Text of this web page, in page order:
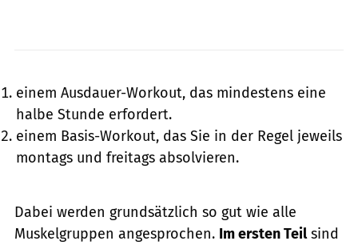
einem Ausdauer-Workout, das mindestens eine
halbe Stunde erfordert.
einem Basis-Workout, das Sie in der Regel jeweils
montags und freitags absolvieren.
Dabei werden grundsätzlich so gut wie alle
Muskelgruppen angesprochen. Im ersten Teilsind